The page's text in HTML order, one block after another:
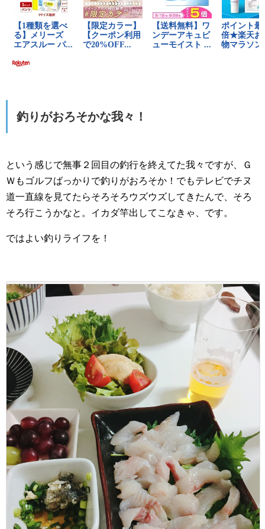
釣りがおろそかな我々！
という感じで無事２回目の釣行を終えてた我々ですが、Ｇ
Ｗもゴルフばっかりで釣りがおろそか！でもテレビでチヌ
道一直線を見てたらそろそろウズウズしてきたんで、そろ
そろ行こうかなと。イカダ竿出してこなきゃ、です。
ではよい釣りライフを！